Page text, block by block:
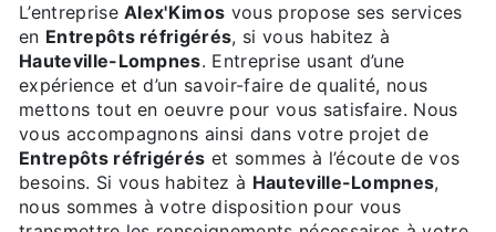
L’entrepriseAlex'Kimos vous propose ses services
en Entrepôts réfrigérés, si vous habitez à
Hauteville-Lompnes. Entreprise usant d’une
expérience et d’un savoir-faire de qualité, nous
mettons tout en oeuvre pour vous satisfaire. Nous
vous accompagnons ainsi dans votre projet de
Entrepôts réfrigérés et sommes à l’écoute de vos
besoins. Si vous habitez à Hauteville-Lompnes,
nous sommes à votre disposition pour vous